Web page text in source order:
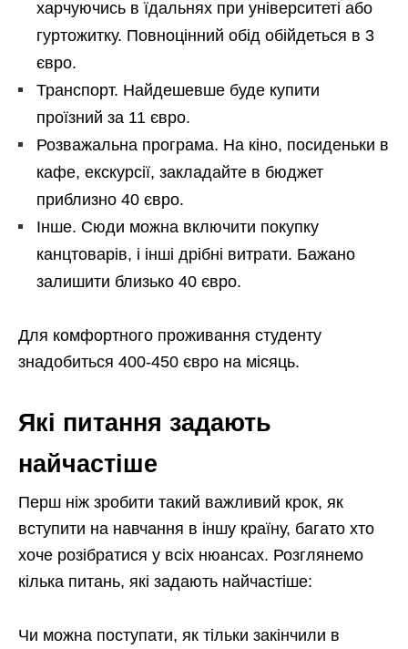
харчуючись в їдальнях при університеті або
гуртожитку. Повноцінний обід обійдеться в 3
євро.
Транспорт. Найдешевше буде купити
проїзний за 11 євро.
Розважальна програма. На кіно, посиденьки в
кафе, екскурсії, закладайте в бюджет
приблизно 40 євро.
Інше. Сюди можна включити покупку
канцтоварів, і інші дрібні витрати. Бажано
залишити близько 40 євро.
Для комфортного проживання студенту
знадобиться 400-450 євро на місяць.
Які питання задають
найчастіше
Перш ніж зробити такий важливий крок, як
вступити на навчання в іншу країну, багато хто
хоче розібратися у всіх нюансах. Розглянемо
кілька питань, які задають найчастіше:
Чи можна поступати, як тільки закінчили в